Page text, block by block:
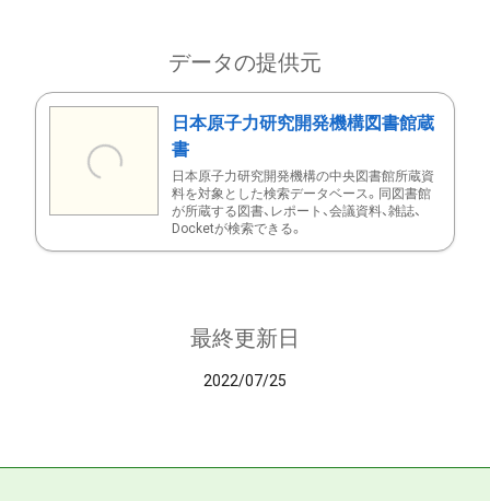
データの提供元
日本原子力研究開発機構図書館蔵
書
日本原子力研究開発機構の中央図書館所蔵資
料を対象とした検索データベース。同図書館
が所蔵する図書、レポート、会議資料、雑誌、
Docketが検索できる。
最終更新日
2022/07/25